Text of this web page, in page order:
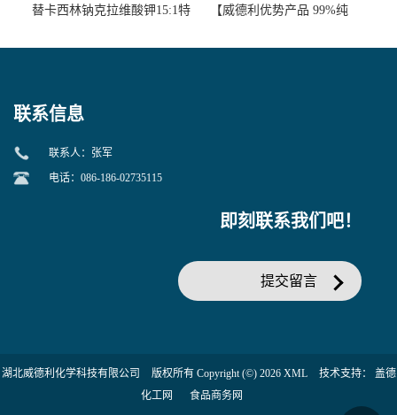
替卡西林钠克拉维酸钾15:1特
【威德利优势产品 99%纯
联系信息
联系人：张军
电话：086-186-02735115
即刻联系我们吧！
提交留言
湖北威德利化学科技有限公司 版权所有 Copyright (©) 2026 XML 技术支持： 盖德
化工网
食品商务网